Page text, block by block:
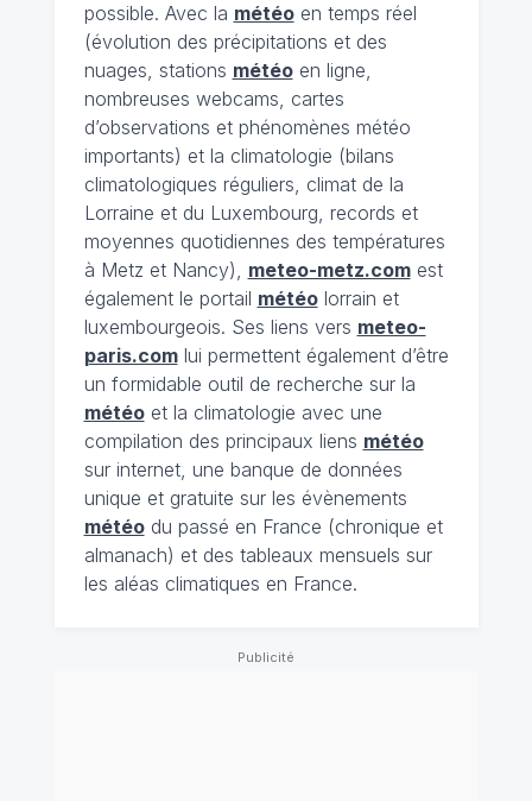
possible. Avec la météoen temps réel
(évolution des précipitations et des
nuages, stations météoen ligne,
nombreuses webcams, cartes
d’observations et phénomènes météo
importants) et la climatologie (bilans
climatologiques réguliers, climat de la
Lorraine et du Luxembourg, records et
moyennes quotidiennes des températures
à Metz et Nancy), meteo-metz.comest
également le portail météolorrain et
luxembourgeois. Ses liens vers meteo-
paris.comlui permettent également d’être
un formidable outil de recherche sur la
météoet la climatologie avec une
compilation des principaux liens météo
sur internet, une banque de données
unique et gratuite sur les évènements
météodu passé en France (chronique et
almanach) et des tableaux mensuels sur
les aléas climatiques en France.